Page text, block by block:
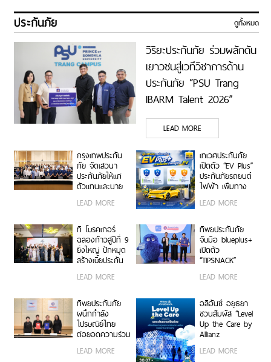
ประกันภัย ดูทั้งหมด
วิริยะประกันภัย ร่วมผลักดัน
เยาวชนสู่เวทีวิชาการด้าน
ประกันภัย “PSU Trang
IBARM Talent 2026”
ม.อ.ตรัง
LEAD MORE
กรุงเทพประกัน
ภัย จัดเสวนา
ประกันภัยให้แก่
ตัวแทนและนาย
วินาศภัย เสริม
ประกันภัยให้
แข็งแกร่งยิ่งขึ้น
LEAD MORE
เทเวศประกันภัย
เปิดตัว “EV Plus”
ประกันภัยรถยนต์
ไฟฟ้า เพิ่มทาง
คุ้มครองสำหรับผู้
LEAD MORE
ที โบรคเกอร์
ฉลองก้าวสู่ปีที่ 9
ยิ่งใหญ่ ปักหมุด
สร้างเบี้ยประกัน
บาท จัดงานมอบ
เชิดชูเกียรติสุด
ยอดนายหน้า
200 ราย “Top
Sales 2026”
LEAD MORE
ทิพยประกันภัย
จับมือ blueplus+
เปิดตัว
“TIPSNACK”
เดือนแบบ
ครั้งแรกของไทย
เพิ่ม-ลด-หยุด
แผนได้ทุกเมื่อ
ไม่มีข้อผูกมัด
LEAD MORE
ทิพยประกันภัย
ผนึกกำลัง
ไปรษณีย์ไทย
ต่อยอดความร่วม
พันธมิตรเชิงกล
LEAD MORE
อลิอันซ์ อยุธยา
ชวนสัมผัส “Level
Up the Care by
Allianz
นิทรรศการยก
LEAD MORE